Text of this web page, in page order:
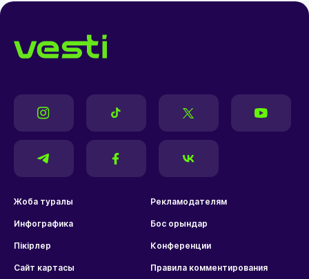
Жоба туралы Рекламодателям
Инфографика Бос орындар
Пікірлер Конференции
Сайт картасы Правила комментирования